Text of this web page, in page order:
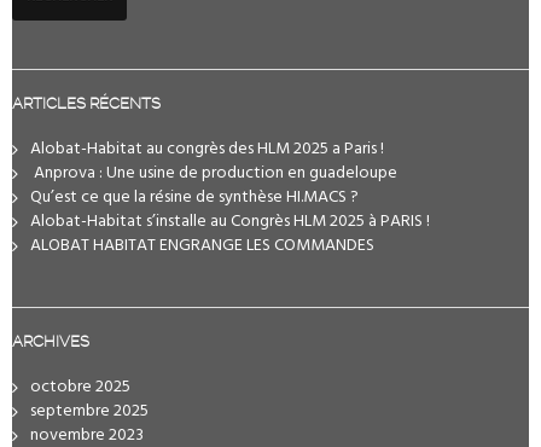
ARTICLES RÉCENTS
Alobat-Habitat au congrès des HLM 2025 a Paris !
️ Anprova : Une usine de production en guadeloupe
Qu’est ce que la résine de synthèse HI.MACS ?
Alobat-Habitat s’installe au Congrès HLM 2025 à PARIS !
ALOBAT HABITAT ENGRANGE LES COMMANDES
ARCHIVES
octobre 2025
septembre 2025
novembre 2023